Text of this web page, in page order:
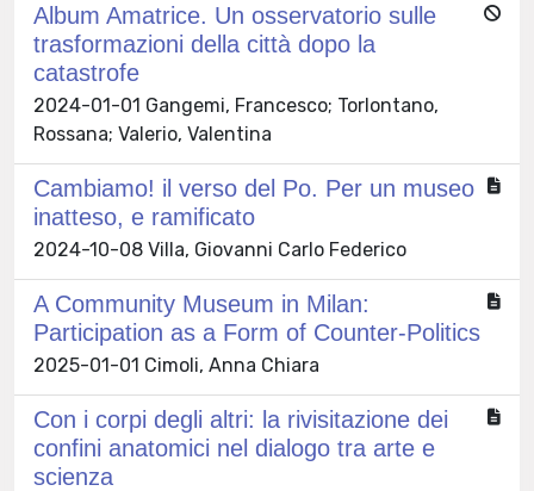
Album Amatrice. Un osservatorio sulle
trasformazioni della città dopo la
catastrofe
2024-01-01 Gangemi, Francesco; Torlontano,
Rossana; Valerio, Valentina
Cambiamo! il verso del Po. Per un museo
inatteso, e ramificato
2024-10-08 Villa, Giovanni Carlo Federico
A Community Museum in Milan:
Participation as a Form of Counter-Politics
2025-01-01 Cimoli, Anna Chiara
Con i corpi degli altri: la rivisitazione dei
confini anatomici nel dialogo tra arte e
scienza